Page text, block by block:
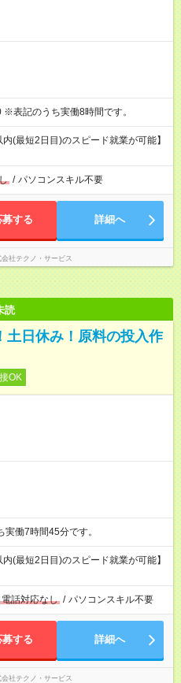
7:30～16:30 19:30～4:30 ※表記のうち実働8時間です。
(最短2日目)のスピード就業が可能】
/ パソコンスキル不要
募する 詳細へ
会社テクノ・サービス
読
土日休み！原料の投入作
OK
のうち実働7時間45分です。
(最短2日目)のスピード就業が可能】
電話対応なし / パソコンスキル不要
募する 詳細へ
会社テクノ・サービス